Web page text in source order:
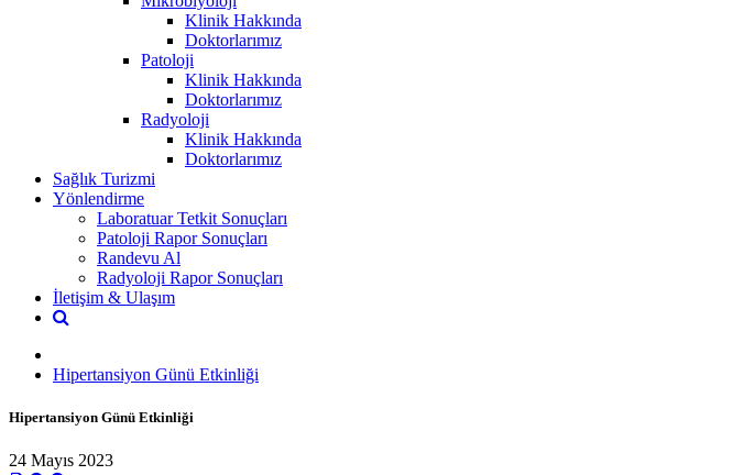
Klinik Hakkında
Doktorlarımız
Patoloji
Klinik Hakkında
Doktorlarımız
Radyoloji
Klinik Hakkında
Doktorlarımız
Sağlık Turizmi
Yönlendirme
Laboratuar Tetkit Sonuçları
Patoloji Rapor Sonuçları
Randevu Al
Radyoloji Rapor Sonuçları
İletişim & Ulaşım
Hipertansiyon Günü Etkinliği
Hipertansiyon Günü Etkinliği
24 Mayıs 2023